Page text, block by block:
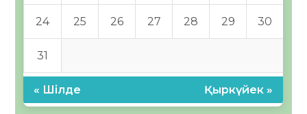
24 25 26 27 28 29 30
31
« Шілде Қыркүйек »